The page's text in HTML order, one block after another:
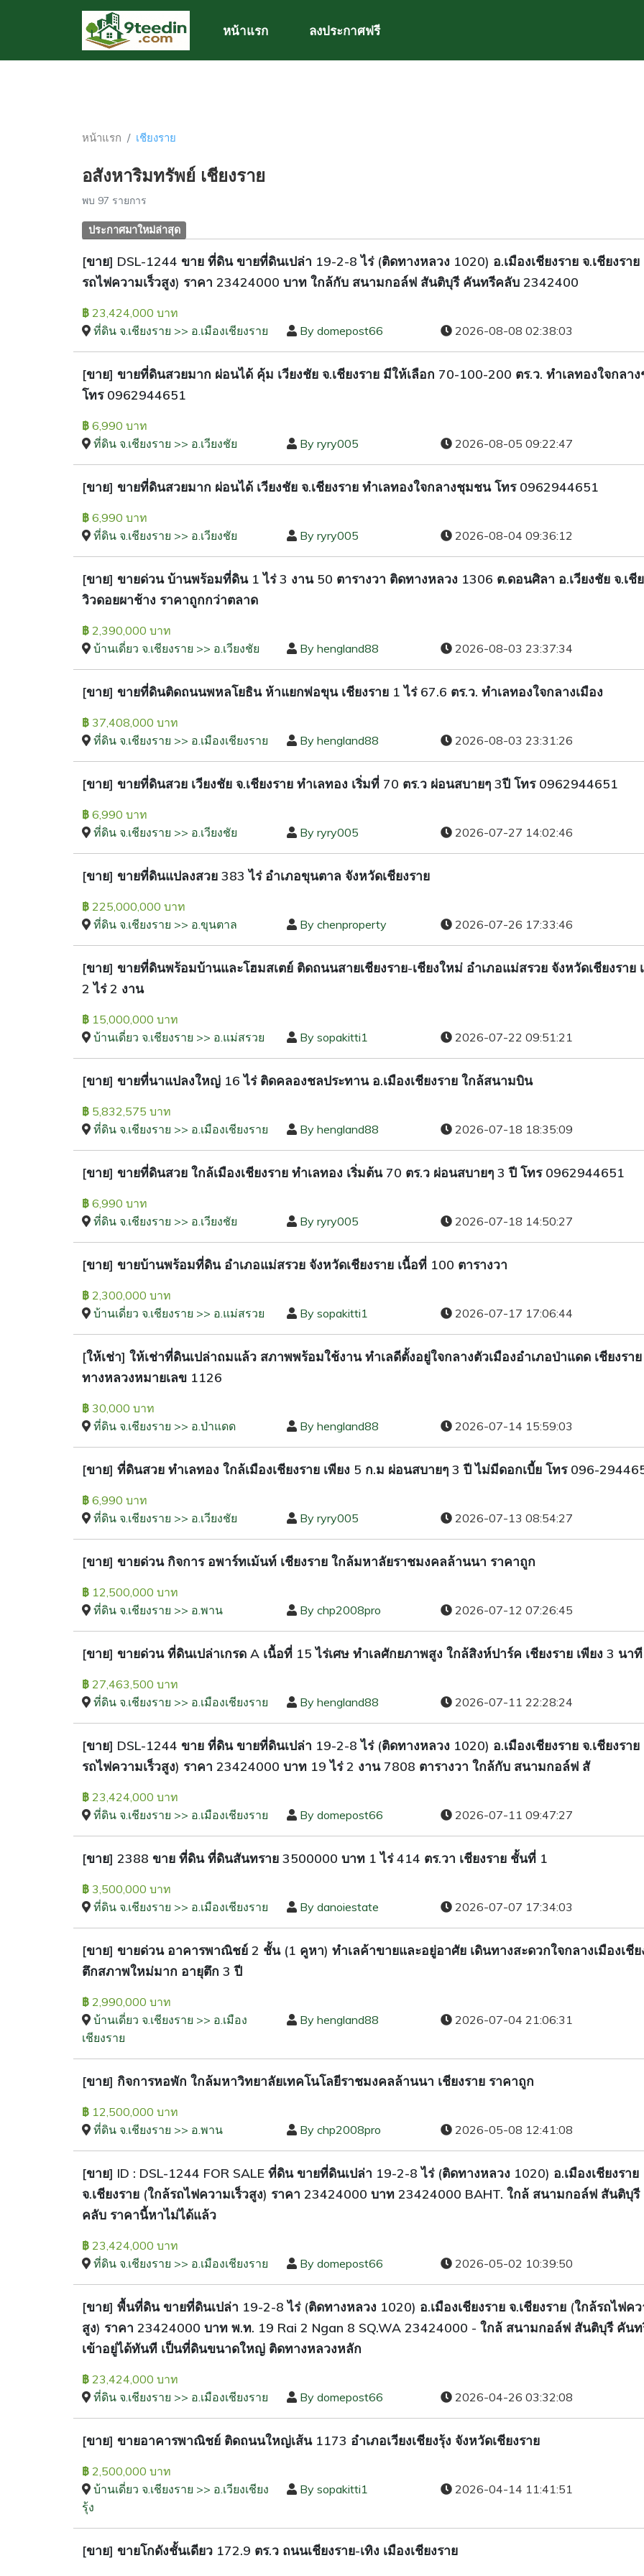
หน้าแรก ลงประกาศฟรี
หน้าแรก เชียงราย
อสังหาริมทรัพย์ เชียงราย
พบ 97 รายการ
ประกาศมาใหม่ล่าสุด
[ขาย] DSL-1244 ขาย ที่ดิน ขายที่ดินเปล่า 19-2-8 ไร่ (ติดทางหลวง 1020) อ.เมืองเชียงราย จ.เชียงราย
รถไฟความเร็วสูง) ราคา 23424000 บาท ใกล้กับ สนามกอล์ฟ สันติบุรี คันทรีคลับ 2342400
฿ 23,424,000 บาท
ที่ดิน จ.เชียงราย >> อ.เมืองเชียงราย
By domepost66 2026-08-08 02:38:03
[ขาย] ขายที่ดินสวยมาก ผ่อนได้ คุ้ม เวียงชัย จ.เชียงราย มีให้เลือก 70-100-200 ตร.ว. ทำเลทองใจกลา
โทร 0962944651
฿ 6,990 บาท
ที่ดิน จ.เชียงราย >> อ.เวียงชัย
By ryry005 2026-08-05 09:22:47
[ขาย] ขายที่ดินสวยมาก ผ่อนได้ เวียงชัย จ.เชียงราย ทำเลทองใจกลางชุมชน โทร 0962944651
฿ 6,990 บาท
ที่ดิน จ.เชียงราย >> อ.เวียงชัย
By ryry005 2026-08-04 09:36:12
[ขาย] ขายด่วน บ้านพร้อมที่ดิน 1 ไร่ 3 งาน 50 ตารางวา ติดทางหลวง 1306 ต.ดอนศิลา อ.เวียงชัย จ.เชี
วิวดอยผาช้าง ราคาถูกกว่าตลาด
฿ 2,390,000 บาท
บ้านเดี่ยว จ.เชียงราย >> อ.เวียงชัย
By hengland88 2026-08-03 23:37:34
[ขาย] ขายที่ดินติดถนนพหลโยธิน ห้าแยกพ่อขุน เชียงราย 1 ไร่ 67.6 ตร.ว. ทำเลทองใจกลางเมือง
฿ 37,408,000 บาท
ที่ดิน จ.เชียงราย >> อ.เมืองเชียงราย
By hengland88 2026-08-03 23:31:26
[ขาย] ขายที่ดินสวย เวียงชัย จ.เชียงราย ทำเลทอง เริ่มที่ 70 ตร.ว ผ่อนสบายๆ 3ปี โทร 0962944651
฿ 6,990 บาท
ที่ดิน จ.เชียงราย >> อ.เวียงชัย
By ryry005 2026-07-27 14:02:46
[ขาย] ขายที่ดินแปลงสวย 383 ไร่ อำเภอขุนตาล จังหวัดเชียงราย
฿ 225,000,000 บาท
ที่ดิน จ.เชียงราย >> อ.ขุนตาล
By chenproperty 2026-07-26 17:33:46
[ขาย] ขายที่ดินพร้อมบ้านและโฮมสเตย์ ติดถนนสายเชียงราย-เชียงใหม่ อำเภอแม่สรวย จังหวัดเชียงราย
2 ไร่ 2 งาน
฿ 15,000,000 บาท
บ้านเดี่ยว จ.เชียงราย >> อ.แม่สรวย
By sopakitti1 2026-07-22 09:51:21
[ขาย] ขายที่นาแปลงใหญ่ 16 ไร่ ติดคลองชลประทาน อ.เมืองเชียงราย ใกล้สนามบิน
฿ 5,832,575 บาท
ที่ดิน จ.เชียงราย >> อ.เมืองเชียงราย
By hengland88 2026-07-18 18:35:09
[ขาย] ขายที่ดินสวย ใกล้เมืองเชียงราย ทำเลทอง เริ่มต้น 70 ตร.ว ผ่อนสบายๆ 3 ปี โทร 0962944651
฿ 6,990 บาท
ที่ดิน จ.เชียงราย >> อ.เวียงชัย
By ryry005 2026-07-18 14:50:27
[ขาย] ขายบ้านพร้อมที่ดิน อำเภอแม่สรวย จังหวัดเชียงราย เนื้อที่ 100 ตารางวา
฿ 2,300,000 บาท
บ้านเดี่ยว จ.เชียงราย >> อ.แม่สรวย
By sopakitti1 2026-07-17 17:06:44
[ให้เช่า] ให้เช่าที่ดินเปล่าถมแล้ว สภาพพร้อมใช้งาน ทำเลดีตั้งอยู่ใจกลางตัวเมืองอำเภอป่าแดด เชียงรา
ทางหลวงหมายเลข 1126
฿ 30,000 บาท
ที่ดิน จ.เชียงราย >> อ.ป่าแดด
By hengland88 2026-07-14 15:59:03
[ขาย] ที่ดินสวย ทำเลทอง ใกล้เมืองเชียงราย เพียง 5 ก.ม ผ่อนสบายๆ 3 ปี ไม่มีดอกเบี้ย โทร 096-
฿ 6,990 บาท
ที่ดิน จ.เชียงราย >> อ.เวียงชัย
By ryry005 2026-07-13 08:54:27
[ขาย] ขายด่วน กิจการ อพาร์ทเม้นท์ เชียงราย ใกล้มหาลัยราชมงคลล้านนา ราคาถูก
฿ 12,500,000 บาท
ที่ดิน จ.เชียงราย >> อ.พาน
By chp2008pro 2026-07-12 07:26:45
[ขาย] ขายด่วน ที่ดินเปล่าเกรด A เนื้อที่ 15 ไร่เศษ ทำเลศักยภาพสูง ใกล้สิงห์ปาร์ค เชียงราย เพียง 3 นาที
฿ 27,463,500 บาท
ที่ดิน จ.เชียงราย >> อ.เมืองเชียงราย
By hengland88 2026-07-11 22:28:24
[ขาย] DSL-1244 ขาย ที่ดิน ขายที่ดินเปล่า 19-2-8 ไร่ (ติดทางหลวง 1020) อ.เมืองเชียงราย จ.เชียงราย
รถไฟความเร็วสูง) ราคา 23424000 บาท 19 ไร่ 2 งาน 7808 ตารางวา ใกล้กับ สนามกอล์ฟ สั
฿ 23,424,000 บาท
ที่ดิน จ.เชียงราย >> อ.เมืองเชียงราย
By domepost66 2026-07-11 09:47:27
[ขาย] 2388 ขาย ที่ดิน ที่ดินสันทราย 3500000 บาท 1 ไร่ 414 ตร.วา เชียงราย ชั้นที่ 1
฿ 3,500,000 บาท
ที่ดิน จ.เชียงราย >> อ.เมืองเชียงราย
By danoiestate 2026-07-07 17:34:03
[ขาย] ขายด่วน อาคารพาณิชย์ 2 ชั้น (1 คูหา) ทำเลค้าขายและอยู่อาศัย เดินทางสะดวกใจกลางเมืองเชีย
ตึกสภาพใหม่มาก อายุตึก 3 ปี
฿ 2,990,000 บาท
บ้านเดี่ยว จ.เชียงราย >> อ.เมือง
เชียงราย
By hengland88 2026-07-04 21:06:31
[ขาย] กิจการหอพัก ใกล้มหาวิทยาลัยเทคโนโลยีราชมงคลล้านนา เชียงราย ราคาถูก
฿ 12,500,000 บาท
ที่ดิน จ.เชียงราย >> อ.พาน
By chp2008pro 2026-05-08 12:41:08
[ขาย] ID : DSL-1244 FOR SALE ที่ดิน ขายที่ดินเปล่า 19-2-8 ไร่ (ติดทางหลวง 1020) อ.เมืองเชียงราย
จ.เชียงราย (ใกล้รถไฟความเร็วสูง) ราคา 23424000 บาท 23424000 BAHT. ใกล้ สนามกอล์ฟ สันติบุ
คลับ ราคานี้หาไม่ได้แล้ว
฿ 23,424,000 บาท
ที่ดิน จ.เชียงราย >> อ.เมืองเชียงราย
By domepost66 2026-05-02 10:39:50
[ขาย] พื้นที่ดิน ขายที่ดินเปล่า 19-2-8 ไร่ (ติดทางหลวง 1020) อ.เมืองเชียงราย จ.เชียงราย (ใกล้รถไฟคว
สูง) ราคา 23424000 บาท พ.ท. 19 Rai 2 Ngan 8 SQ.WA 23424000 - ใกล้ สนามกอล์ฟ สันติบุรี คัน
เข้าอยู่ได้ทันที เป็นที่ดินขนาดใหญ่ ติดทางหลวงหลัก
฿ 23,424,000 บาท
ที่ดิน จ.เชียงราย >> อ.เมืองเชียงราย
By domepost66 2026-04-26 03:32:08
[ขาย] ขายอาคารพาณิชย์ ติดถนนใหญ่เส้น 1173 อำเภอเวียงเชียงรุ้ง จังหวัดเชียงราย
฿ 2,500,000 บาท
บ้านเดี่ยว จ.เชียงราย >> อ.เวียงเชียง
รุ้ง
By sopakitti1 2026-04-14 11:41:51
[ขาย] ขายโกดังชั้นเดียว 172.9 ตร.ว ถนนเชียงราย-เทิง เมืองเชียงราย